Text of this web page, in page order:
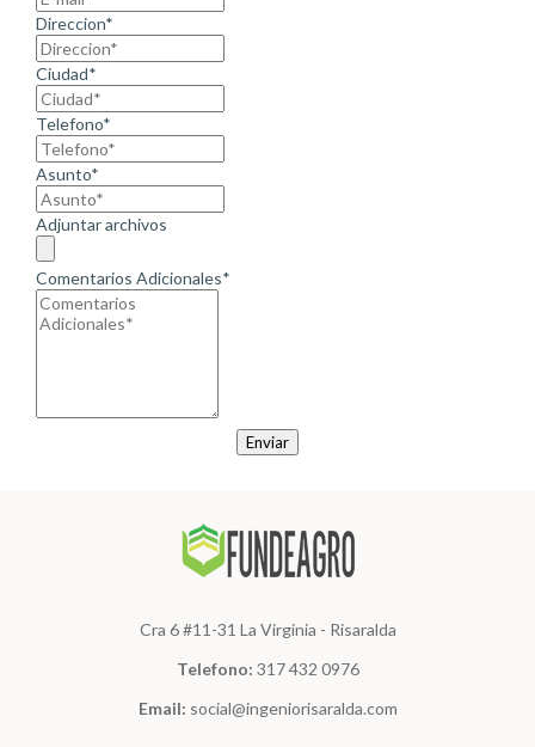
Direccion*
Ciudad*
Telefono*
Asunto*
Adjuntar archivos
Comentarios Adicionales*
Enviar
Cra 6 #11-31 La Virginia - Risaralda
Telefono: 317 432 0976
Email: social@ingeniorisaralda.com